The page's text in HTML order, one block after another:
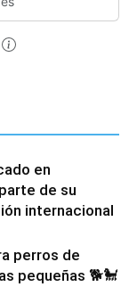
en
de su
internacional
perros de
pequeñas 🐕🐩